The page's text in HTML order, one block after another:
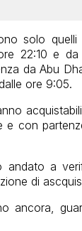
solo quelli
22:10 e
da Abu
ore 9:05.
e con
a
di
ancora,